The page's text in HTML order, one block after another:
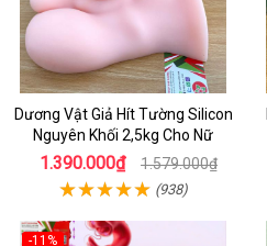
Dương Vật Giả Hít Tường Silicon
Nguyên Khối 2,5kg Cho Nữ
1.390.000₫ 1.579.000₫
(938)
-11%